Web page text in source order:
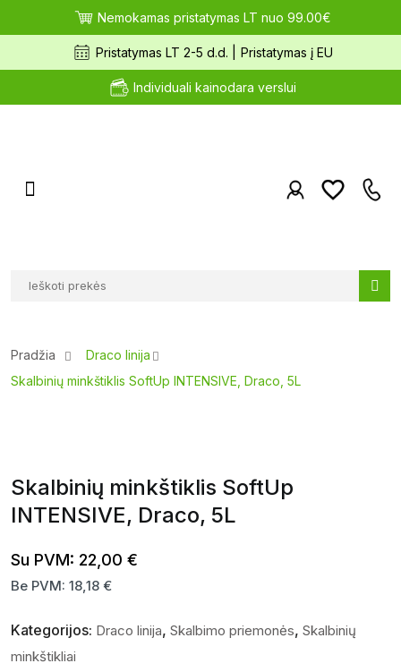
Nemokamas pristatymas LT nuo 99.00€
Pristatymas LT 2-5 d.d. | Pristatymas į EU
Individuali kainodara verslui
Pradžia
Draco linija
Skalbinių minkštiklis SoftUp INTENSIVE, Draco, 5L
Skalbinių minkštiklis SoftUp
INTENSIVE, Draco, 5L
Su PVM: 22,00 €
Be PVM: 18,18 €
Kategorijos: Draco linija, Skalbimo priemonės, Skalbinių
minkštikliai